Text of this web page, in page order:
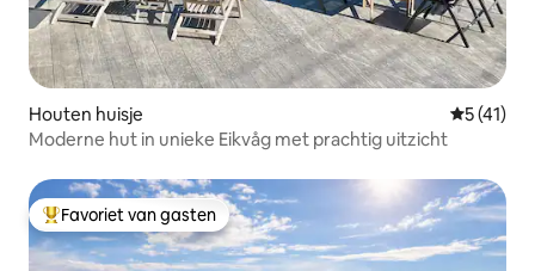
Houten huisje
5 (41)
Moderne hut in unieke Eikvåg met prachtig uitzicht
Topfavoriet van gasten
Favoriet van gasten